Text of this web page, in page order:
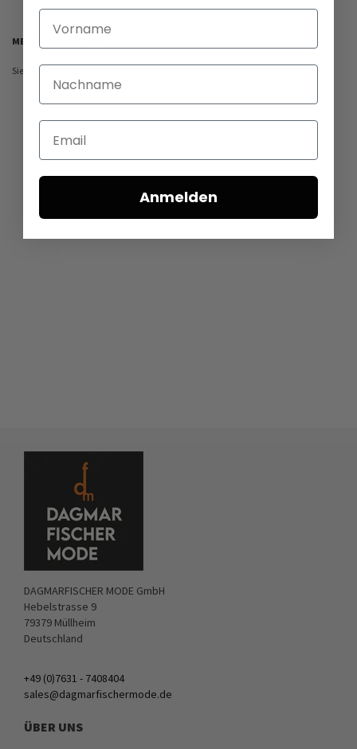
MEIN WUNSCHZETTEL
Sie haben keine Artikel auf Ihrem Wunschzettel.
DAGMARFISCHER MODE GmbH
Hebelstrasse 9
79379 Müllheim
Deutschland
+49 (0)7631 - 7408404
sales@dagmarfischermode.de
ÜBER UNS
Vorname
Nachname
Email
Anmelden